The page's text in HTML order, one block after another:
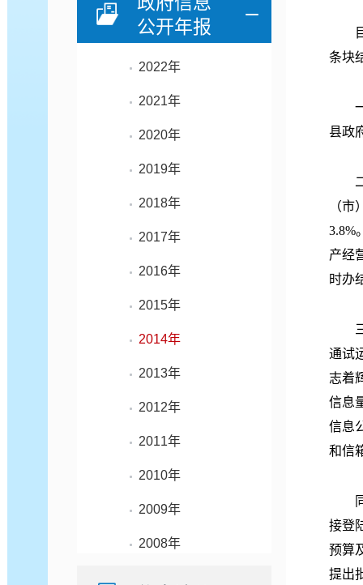
公开年报
2022年
2021年
2020年
2019年
2018年
2017年
2016年
2015年
2014年
2013年
2012年
2011年
2010年
2009年
2008年
目
条块
一
县政
二
（
3.8%
产经
时办
三
通试
志着
信息
信息
和信
同
接登
预算
提出